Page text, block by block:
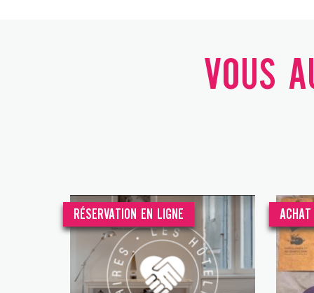
VOUS
RÉSERVATION EN LIGNE